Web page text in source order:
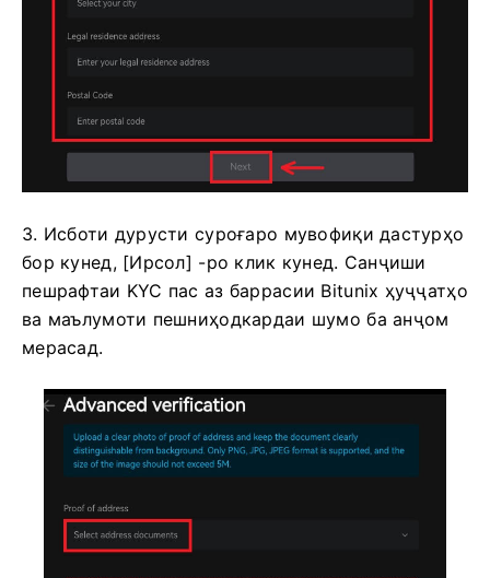
3. Исботи дурусти суроғаро мувофиқи дастурҳо
бор кунед, [Ирсол] -ро клик кунед. Санҷиши
пешрафтаи KYC пас аз баррасии Bitunix ҳуҷҷатҳо
ва маълумоти пешниҳодкардаи шумо ба анҷом
мерасад.